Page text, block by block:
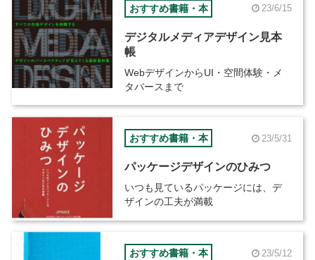
おすすめ書籍・本 23/6/15
デジタルメディアデザイン見本
帳
WebデザインからUI・空間体験・メ
タバースまで
おすすめ書籍・本 23/5/31
パッケージデザインのひみつ
いつも見ているパッケージには、デ
ザインの工夫が満載
おすすめ書籍・本 23/5/12